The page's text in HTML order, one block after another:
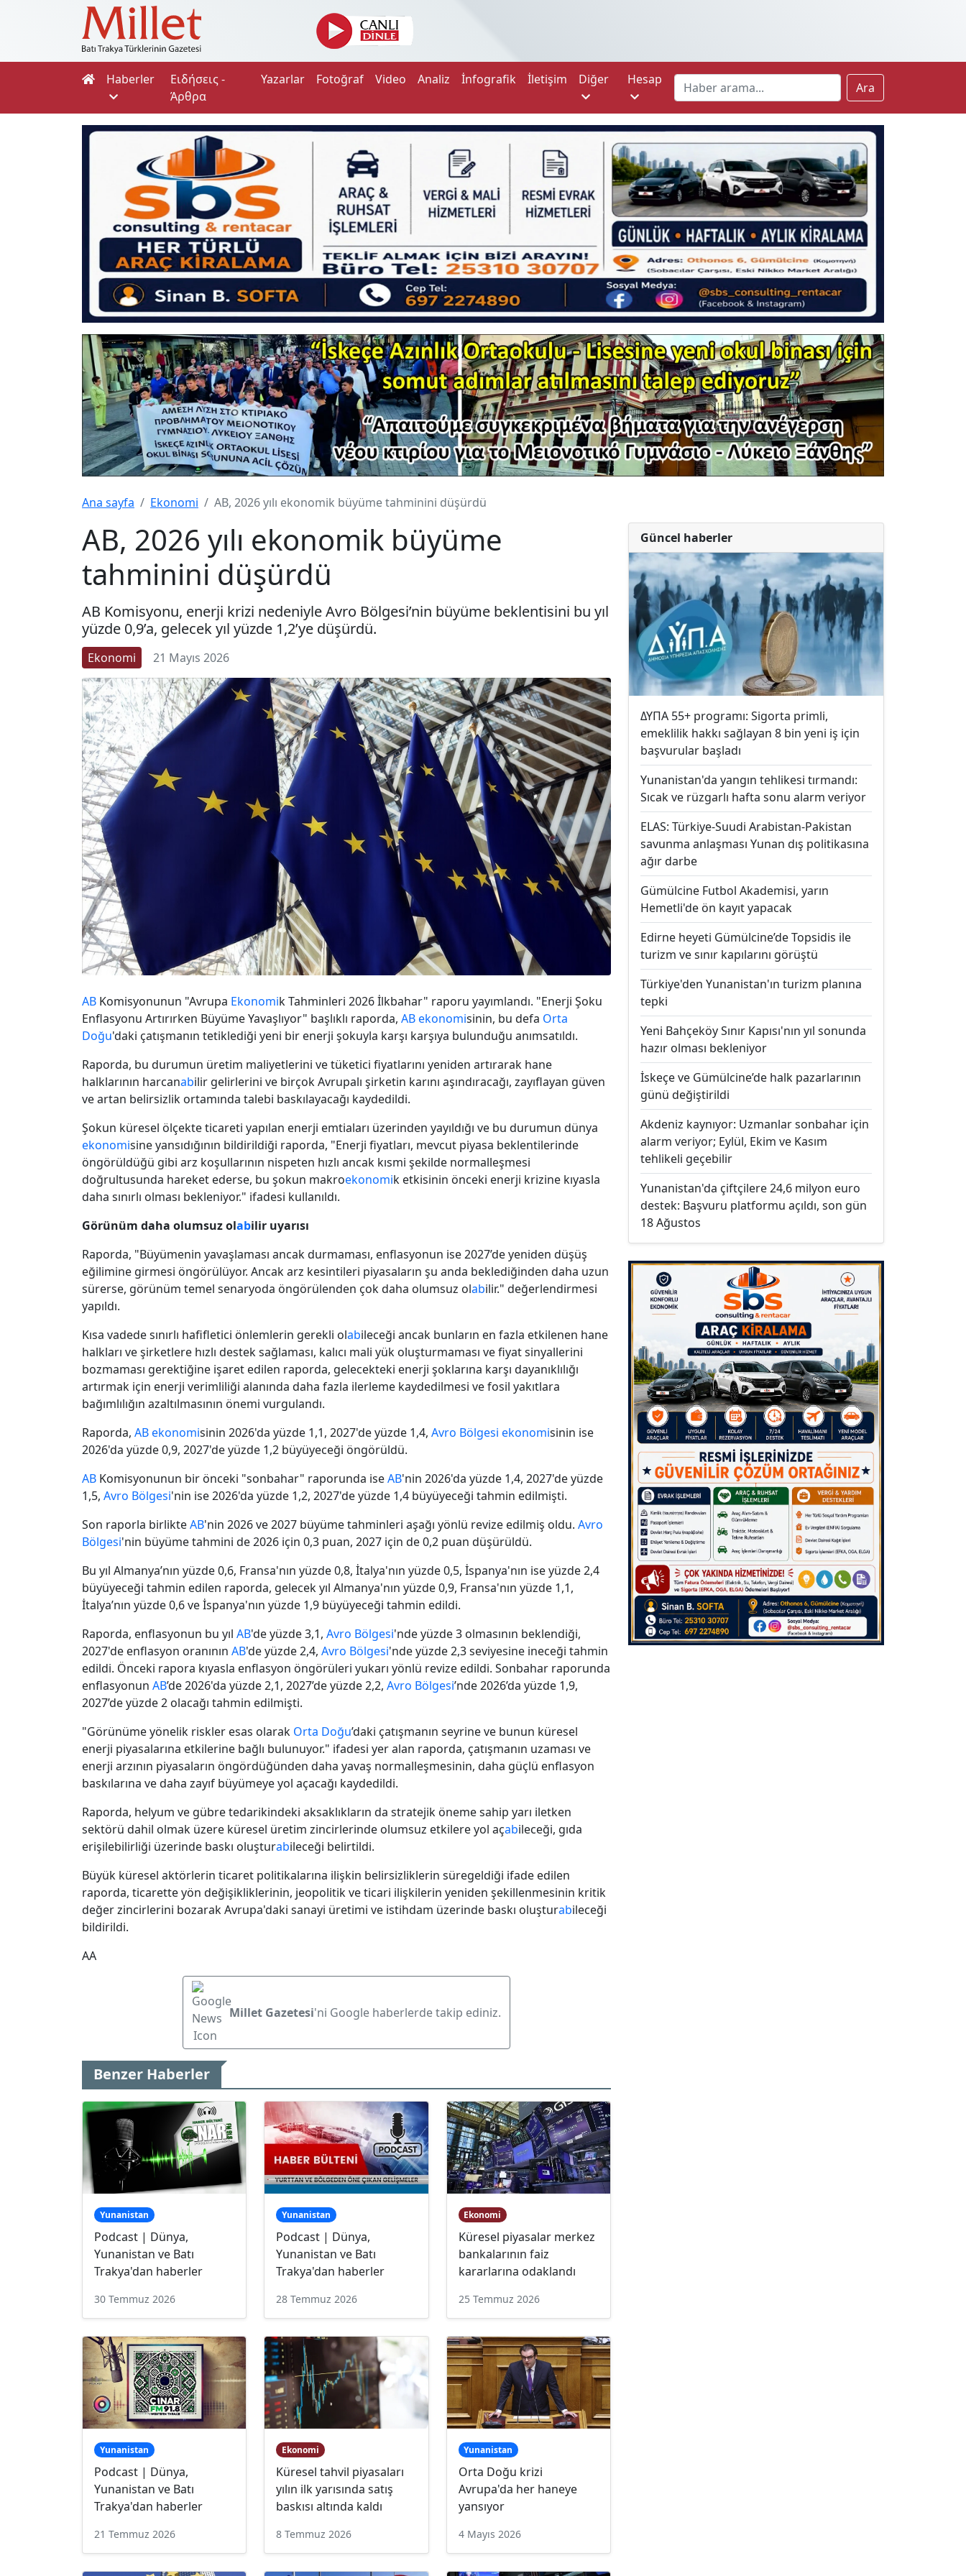
Haberler
Ειδήσεις -
Άρθρα
Yazarlar Fotoğraf Video Analiz İnfografik İletişim Diğer Hesap
Ara
Ana sayfa Ekonomi AB, 2026 yılı ekonomik büyüme tahminini düşürdü
AB, 2026 yılı ekonomik büyüme
tahminini düşürdü
AB Komisyonu, enerji krizi nedeniyle Avro Bölgesi’nin büyüme beklentisini bu yıl
yüzde 0,9’a, gelecek yıl yüzde 1,2’ye düşürdü.
Ekonomi 21 Mayıs 2026
AB Komisyonunun "Avrupa Ekonomik Tahminleri 2026 İlkbahar" raporu yayımlandı. "Enerji Şoku
Enflasyonu Artırırken Büyüme Yavaşlıyor" başlıklı raporda, ABekonomisinin, bu defa Orta
Doğu'daki çatışmanın tetiklediği yeni bir enerji şokuyla karşı karşıya bulunduğu anımsatıldı.
Raporda, bu durumun üretim maliyetlerini ve tüketici fiyatlarını yeniden artırarak hane
halklarının harcanabilir gelirlerini ve birçok Avrupalı şirketin karını aşındıracağı, zayıflayan güven
ve artan belirsizlik ortamında talebi baskılayacağı kaydedildi.
Şokun küresel ölçekte ticareti yapılan enerji emtiaları üzerinden yayıldığı ve bu durumun dünya
ekonomisine yansıdığının bildirildiği raporda, "Enerji fiyatları, mevcut piyasa beklentilerinde
öngörüldüğü gibi arz koşullarının nispeten hızlı ancak kısmi şekilde normalleşmesi
doğrultusunda hareket ederse, bu şokun makroekonomik etkisinin önceki enerji krizine kıyasla
daha sınırlı olması bekleniyor." ifadesi kullanıldı.
Görünüm daha olumsuz olabilir uyarısı
Raporda, "Büyümenin yavaşlaması ancak durmaması, enflasyonun ise 2027’de yeniden düşüş
eğilimine girmesi öngörülüyor. Ancak arz kesintileri piyasaların şu anda beklediğinden daha uzun
sürerse, görünüm temel senaryoda öngörülenden çok daha olumsuz olabilir." değerlendirmesi
yapıldı.
Kısa vadede sınırlı hafifletici önlemlerin gerekli olabileceği ancak bunların en fazla etkilenen hane
halkları ve şirketlere hızlı destek sağlaması, kalıcı mali yük oluşturmaması ve fiyat sinyallerini
bozmaması gerektiğine işaret edilen raporda, gelecekteki enerji şoklarına karşı dayanıklılığı
artırmak için enerji verimliliği alanında daha fazla ilerleme kaydedilmesi ve fosil yakıtlara
bağımlılığın azaltılmasının önemi vurgulandı.
Raporda, ABekonomisinin 2026'da yüzde 1,1, 2027'de yüzde 1,4, Avro Bölgesi ekonomisinin ise
2026'da yüzde 0,9, 2027'de yüzde 1,2 büyüyeceği öngörüldü.
AB Komisyonunun bir önceki "sonbahar" raporunda iseAB'nin 2026'da yüzde 1,4, 2027'de yüzde
1,5, Avro Bölgesi'nin ise 2026'da yüzde 1,2, 2027'de yüzde 1,4 büyüyeceği tahmin edilmişti.
Son raporla birlikteAB'nin 2026 ve 2027 büyüme tahminleri aşağı yönlü revize edilmiş oldu. Avro
Bölgesi'nin büyüme tahmini de 2026 için 0,3 puan, 2027 için de 0,2 puan düşürüldü.
Bu yıl Almanya’nın yüzde 0,6, Fransa'nın yüzde 0,8, İtalya'nın yüzde 0,5, İspanya'nın ise yüzde 2,4
büyüyeceği tahmin edilen raporda, gelecek yıl Almanya'nın yüzde 0,9, Fransa'nın yüzde 1,1,
İtalya’nın yüzde 0,6 ve İspanya'nın yüzde 1,9 büyüyeceği tahmin edildi.
Raporda, enflasyonun bu yıl AB'de yüzde 3,1, Avro Bölgesi'nde yüzde 3 olmasının beklendiği,
2027'de enflasyon oranının AB'de yüzde 2,4, Avro Bölgesi'nde yüzde 2,3 seviyesine ineceği tahmin
edildi. Önceki rapora kıyasla enflasyon öngörüleri yukarı yönlü revize edildi. Sonbahar raporunda
enflasyonun AB’de 2026'da yüzde 2,1, 2027’de yüzde 2,2, Avro Bölgesi’nde 2026’da yüzde 1,9,
2027’de yüzde 2 olacağı tahmin edilmişti.
"Görünüme yönelik riskler esas olarak Orta Doğu’daki çatışmanın seyrine ve bunun küresel
enerji piyasalarına etkilerine bağlı bulunuyor." ifadesi yer alan raporda, çatışmanın uzaması ve
enerji arzının piyasaların öngördüğünden daha yavaş normalleşmesinin, daha güçlü enflasyon
baskılarına ve daha zayıf büyümeye yol açacağı kaydedildi.
Raporda, helyum ve gübre tedarikindeki aksaklıkların da stratejik öneme sahip yarı iletken
sektörü dahil olmak üzere küresel üretim zincirlerinde olumsuz etkilere yol açabileceği, gıda
erişilebilirliği üzerinde baskı oluşturabileceği belirtildi.
Büyük küresel aktörlerin ticaret politikalarına ilişkin belirsizliklerin süregeldiği ifade edilen
raporda, ticarette yön değişikliklerinin, jeopolitik ve ticari ilişkilerin yeniden şekillenmesinin kritik
değer zincirlerini bozarak Avrupa'daki sanayi üretimi ve istihdam üzerinde baskı oluşturabileceği
bildirildi.
AA
Millet Gazetesi'ni Google haberlerde takip ediniz.
Benzer Haberler
Yunanistan
Podcast | Dünya,
Yunanistan ve Batı
Trakya'dan haberler
30 Temmuz 2026
Yunanistan
Podcast | Dünya,
Yunanistan ve Batı
Trakya'dan haberler
28 Temmuz 2026
Ekonomi
Küresel piyasalar merkez
bankalarının faiz
kararlarına odaklandı
25 Temmuz 2026
Yunanistan
Podcast | Dünya,
Yunanistan ve Batı
Trakya'dan haberler
21 Temmuz 2026
Ekonomi
Küresel tahvil piyasaları
yılın ilk yarısında satış
baskısı altında kaldı
8 Temmuz 2026
Yunanistan
Orta Doğu krizi
Avrupa'da her haneye
yansıyor
4 Mayıs 2026
Güncel haberler
ΔΥΠΑ 55+ programı: Sigorta primli,
emeklilik hakkı sağlayan 8 bin yeni iş için
başvurular başladı
Yunanistan'da yangın tehlikesi tırmandı:
Sıcak ve rüzgarlı hafta sonu alarm veriyor
ELAS: Türkiye-Suudi Arabistan-Pakistan
savunma anlaşması Yunan dış politikasına
ağır darbe
Gümülcine Futbol Akademisi, yarın
Hemetli'de ön kayıt yapacak
Edirne heyeti Gümülcine’de Topsidis ile
turizm ve sınır kapılarını görüştü
Türkiye'den Yunanistan'ın turizm planına
tepki
Yeni Bahçeköy Sınır Kapısı'nın yıl sonunda
hazır olması bekleniyor
İskeçe ve Gümülcine’de halk pazarlarının
günü değiştirildi
Akdeniz kaynıyor: Uzmanlar sonbahar için
alarm veriyor; Eylül, Ekim ve Kasım
tehlikeli geçebilir
Yunanistan'da çiftçilere 24,6 milyon euro
destek: Başvuru platformu açıldı, son gün
18 Ağustos